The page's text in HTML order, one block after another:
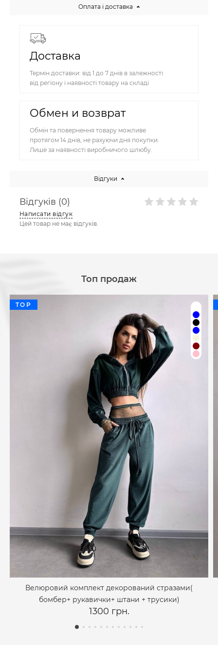
Оплата і доставка
Доставка
Термін доставки: від 1 до 7 днів в залежності
від регіону і наявності товару на складі
Обмен и возврат
Обмін та повернення товару можливе
протягом 14 днів, не рахуючи дня покупки.
Лише за наявності виробничого шлюбу.
Відгуки
Відгуків (0)
Написати відгук
Цей товар не має відгуків.
Топ продаж
TOP
Велюровий комплект декорований стразами(
бомбер+ рукавички+ штани + трусики)
1300 грн.